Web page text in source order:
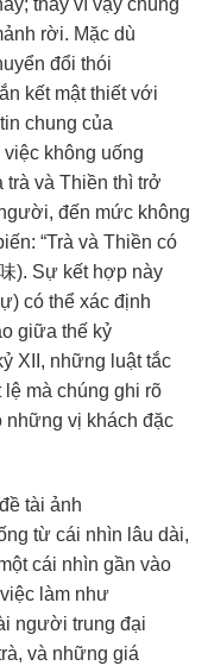
thay vì vậy chúng
rời. Mặc dù
đổi thói
kết mật thiếtvới
chung của
không uống
và Thiền thì trở
đến mức không
: “Trà và Thiền có
). Sự kết hợp này
có thể xác định
giữa thế kỷ
XII, những luật tắc
lệ mà chúng ghi rõ
những vị khách đặc
tài ảnh
từ cái nhìn lâu dài,
cái nhìn gần vào
việc làm như
người trung đại
và những giá